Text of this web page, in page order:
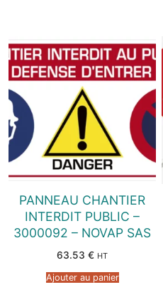
PANNEAU CHANTIER
INTERDIT PUBLIC –
3000092 – NOVAP SAS
63.53 € HT
Ajouter au panier